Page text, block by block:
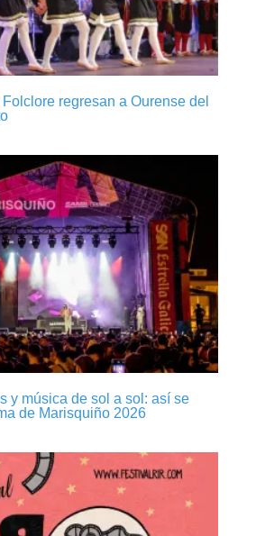
regresan a Ourense del
y música de sol a sol: así se
de Marisquiño 2026